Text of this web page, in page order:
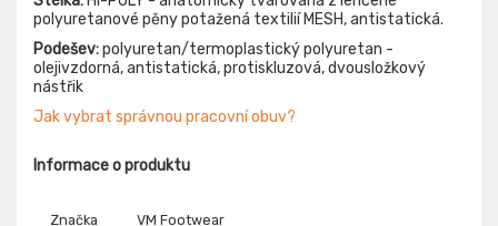
polyuretanové pěny potažená textilií MESH, antistatická.
Podešev:polyuretan/termoplastický polyuretan -
olejivzdorná, antistatická, protiskluzová, dvousložkový
nástřik
Jak vybrat správnou pracovní obuv?
Informace o produktu
Značka VM Footwear